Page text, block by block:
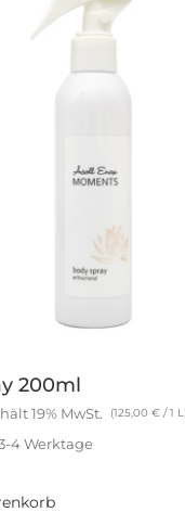
200ml
19% MwSt. (125,00 € / 1
4 Werktage